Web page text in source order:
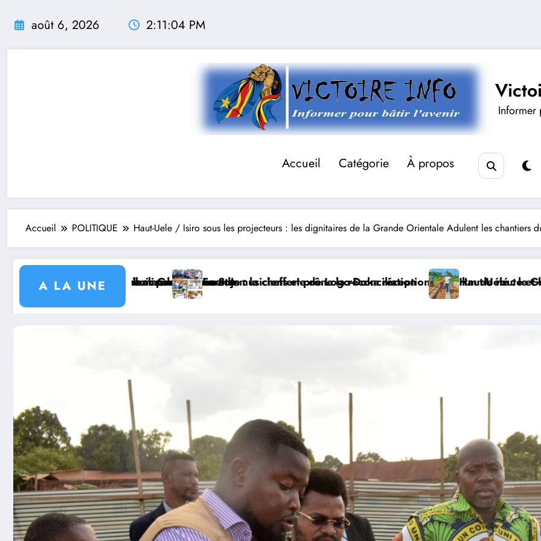
août 6, 2026 2:11:05 PM
Informer
Accueil Catégorie À propos
Accueil POLITIQUE Haut-Uele / Isiro sous les projecteurs : les dignitaires de la Grande Orientale Adulent les chantiers
A LA UNE
la réconciliation
Logo-Doka réceptionne 36 km de route et le pont Do, réalisés dans le cadre du cahier des charges
Haut-Uélé : le Gouverneur Jean Bakomito inspecte les travaux de
Watsa : la société civile,